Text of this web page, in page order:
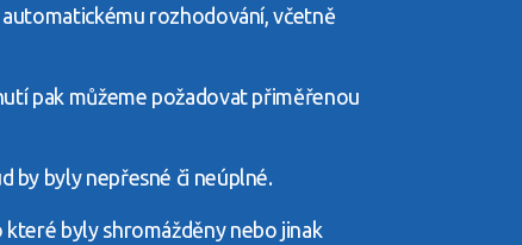
automatickému rozhodování, včetně
pak můžeme požadovat přiměřenou
by byly nepřesné či neúplné.
které byly shromážděny nebo jinak